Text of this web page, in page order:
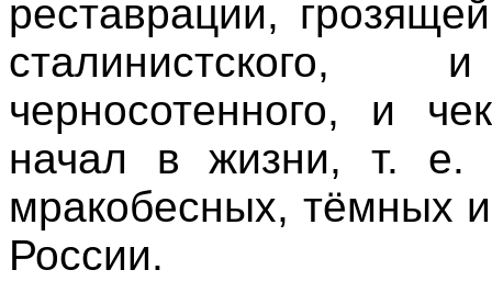
реставрации,
черносотенного, и
начал в жизни, т. е.
мракобесных, тёмных
России.